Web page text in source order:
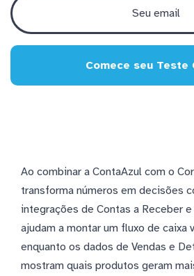
Comece seu Teste
Ao combinar a ContaAzul com o
transforma números em decisões
integrações de Contas a Receber
ajudam a montar um fluxo de caixa
enquanto os dados de Vendas e
mostram quais produtos geram